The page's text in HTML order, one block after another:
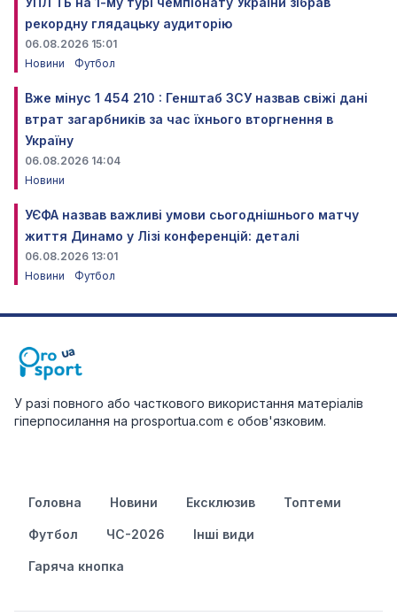
рекордну глядацьку аудиторію
06.08.2026 15:01
Новини
Футбол
Вже мінус 1 454 210 : Генштаб ЗСУ назвав свіжі дані
втрат загарбників за час їхнього вторгнення в
Україну
06.08.2026 14:04
Новини
УЄФА назвав важливі умови сьогоднішнього матчу
життя Динамо у Лізі конференцій: деталі
06.08.2026 13:01
Новини
Футбол
У разі повного або часткового використання матеріалів
гіперпосилання на prosportua.com є обов'язковим.
Головна Новини Ексклюзив Топтеми
Футбол ЧС-2026 Інші види
Гаряча кнопка